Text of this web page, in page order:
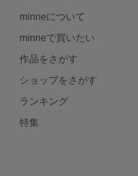
minneについて
minneで買いたい
作品をさがす
ショップをさがす
ランキング
特集